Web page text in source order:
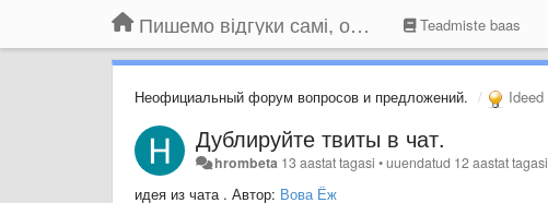
Пишемо відгуки самі, обговорюємо інші ідеї та пропозиції до Громадського Телебачення Teadmiste baas
Неофициальный форум вопросов и предложений. Ideed
Дублируйте твиты в чат.
hrombeta 13 aastat tagasi •uuendatud 12 aastat tagasi
идея из чата . Автор: Вова Ёж